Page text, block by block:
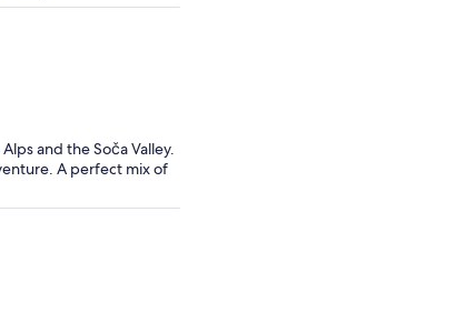
and the Soča Valley.
A perfect mix of